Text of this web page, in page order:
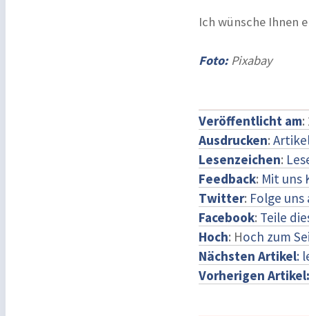
Ich wünsche Ihnen
Foto:Pixabay
Veröffentlicht am:
Ausdrucken:
Lesenzeichen:
Feedback: Mit uns
Twitter: Folge
Facebook: Teile
Hoch: Hoch zum
Nächsten Artikel:
Vorherigen